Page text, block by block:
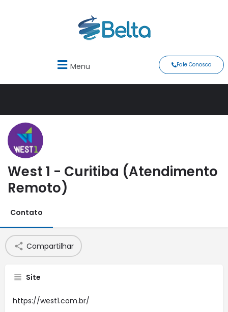
Menu Fale Conosco
West 1 - Curitiba (Atendimento
Remoto)
Contato
Compartilhar
Site
https://west1.com.br/